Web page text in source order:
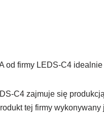
od firmy LEDS-C4
C4 zajmuje się
tej firmy